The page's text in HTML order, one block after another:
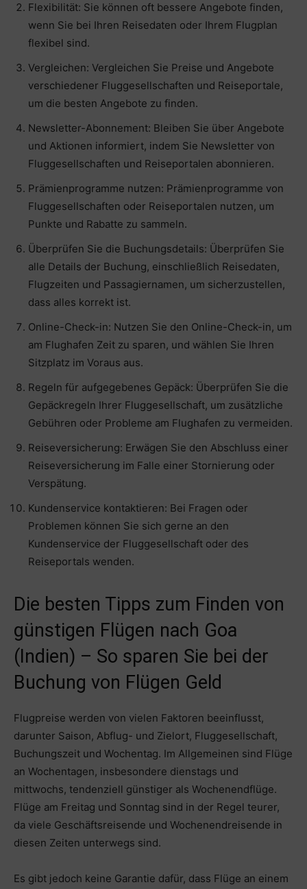
Flexibilität: Sie können oft bessere Angebote finden,
wenn Sie bei Ihren Reisedaten oder Ihrem Flugplan
flexibel sind.
Vergleichen: Vergleichen Sie Preise und Angebote
verschiedener Fluggesellschaften und Reiseportale,
um die besten Angebote zu finden.
Newsletter-Abonnement: Bleiben Sie über Angebote
und Aktionen informiert, indem Sie Newsletter von
Fluggesellschaften und Reiseportalen abonnieren.
Prämienprogramme nutzen: Prämienprogramme von
Fluggesellschaften oder Reiseportalen nutzen, um
Punkte und Rabatte zu sammeln.
Überprüfen Sie die Buchungsdetails: Überprüfen Sie
alle Details der Buchung, einschließlich Reisedaten,
Flugzeiten und Passagiernamen, um sicherzustellen,
dass alles korrekt ist.
Online-Check-in: Nutzen Sie den Online-Check-in, um
am Flughafen Zeit zu sparen, und wählen Sie Ihren
Sitzplatz im Voraus aus.
Regeln für aufgegebenes Gepäck: Überprüfen Sie die
Gepäckregeln Ihrer Fluggesellschaft, um zusätzliche
Gebühren oder Probleme am Flughafen zu vermeiden.
Reiseversicherung: Erwägen Sie den Abschluss einer
Reiseversicherung im Falle einer Stornierung oder
Verspätung.
Kundenservice kontaktieren: Bei Fragen oder
Problemen können Sie sich gerne an den
Kundenservice der Fluggesellschaft oder des
Reiseportals wenden.
Die besten Tipps zum Finden von
günstigen Flügen nach Goa
(Indien) – So sparen Sie bei der
Buchung von Flügen Geld
Flugpreise werden von vielen Faktoren beeinflusst,
darunter Saison, Abflug- und Zielort, Fluggesellschaft,
Buchungszeit und Wochentag. Im Allgemeinen sind Flüge
an Wochentagen, insbesondere dienstags und
mittwochs, tendenziell günstiger als Wochenendflüge.
Flüge am Freitag und Sonntag sind in der Regel teurer,
da viele Geschäftsreisende und Wochenendreisende in
diesen Zeiten unterwegs sind.
Es gibt jedoch keine Garantie dafür, dass Flüge an einem